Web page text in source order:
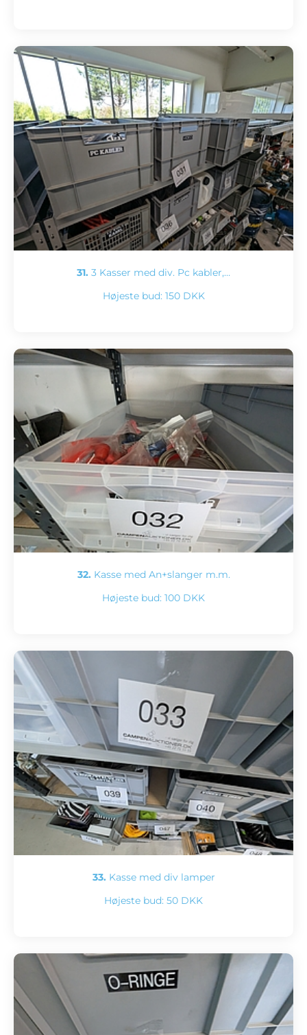
31. 3 Kasser med div. Pc kabler,…
Højeste bud: 150 DKK
32. Kasse med An+slanger m.m.
Højeste bud: 100 DKK
33. Kasse med div lamper
Højeste bud: 50 DKK